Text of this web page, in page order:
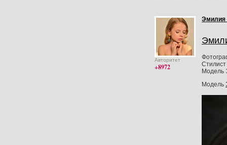
Авторитет
+8972
Эмилия
Стилист
Модель
Модель